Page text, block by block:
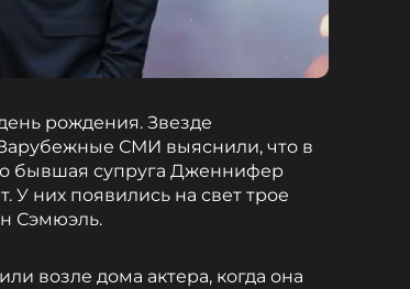
рождения. Звезде
СМИ выяснили, что в
бывшая супруга Дженнифер
У них появились на свет трое
Сэмюэль.
возле дома актера, когда она